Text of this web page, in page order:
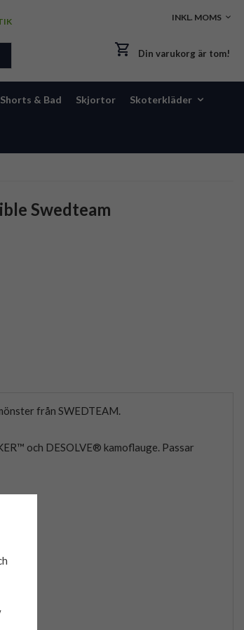
Din varukorg är tom!
Shorts & Bad Skjortor Skoterkläder
Swedteam
från SWEDTEAM.
och DESOLVE® kamoflauge. Passar